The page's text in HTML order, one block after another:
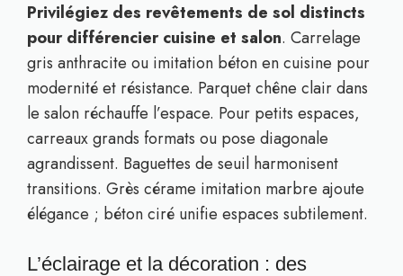
Privilégiez des revêtements de sol distincts
pour différencier cuisine et salon. Carrelage
gris anthracite ou imitation béton en cuisine pour
modernité et résistance. Parquet chêne clair dans
le salon réchauffe l’espace. Pour petits espaces,
carreaux grands formats ou pose diagonale
agrandissent. Baguettes de seuil harmonisent
transitions. Grès cérame imitation marbre ajoute
élégance ; béton ciré unifie espaces subtilement.
L’éclairage et la décoration : des